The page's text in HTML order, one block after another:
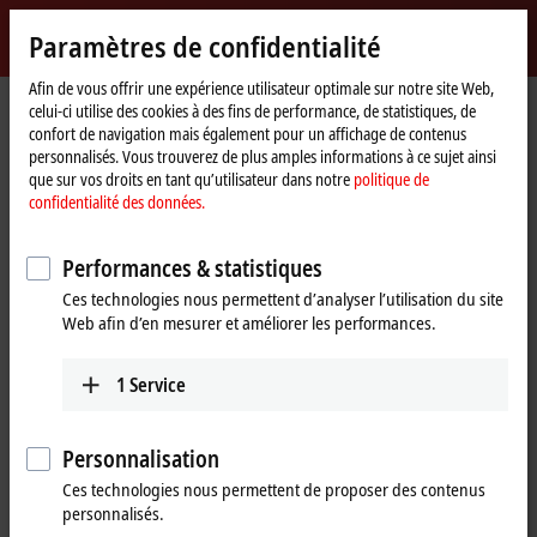
Beckhoff
-
New
Automation
Technology
myBeckhoff
Page
d'accueil
Support
Webinaires
TwinCAT 3 Motion Designer – Updates and new functions
Si vous cliquez sur « Accepter », nous affichons la vidéo et
adaptons les paramètres de confidentialité tout en chargeant des
contenus tiers à partir de Vimeo. Veuillez vous référer ici à notre
politique de confidentialité des données.
Mar 14, 2024 3:00:00 PM
Paramètres de confidentialité
Afin de vous offrir une expérience utilisateur optimale sur notre site Web,
celui-ci utilise des cookies à des fins de performance, de statistiques, de
confort de navigation mais également pour un affichage de contenus
personnalisés. Vous trouverez de plus amples informations à ce sujet ainsi
que sur vos droits en tant qu’utilisateur dans notre politique de
confidentialité des données.
Performances & statistiques
Ces technologies nous permettent d’analyser l’utilisation du site
Web afin d’en mesurer et améliorer les performances.
1 Service
Personnalisation
Ces technologies nous permettent de proposer des contenus
personnalisés.